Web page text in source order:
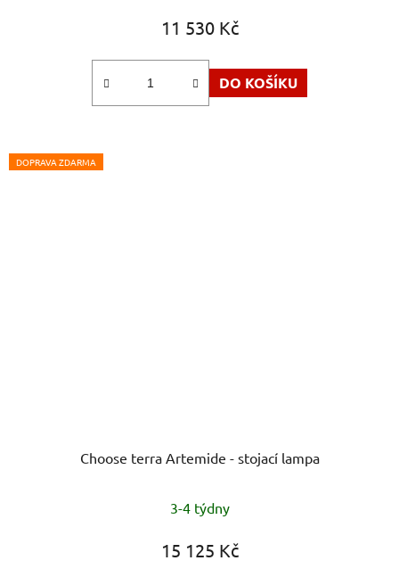
11 530 Kč
DO KOŠÍKU
DOPRAVA ZDARMA
Choose terra Artemide - stojací lampa
hodnocení
produktu
3-4 týdny
15 125 Kč